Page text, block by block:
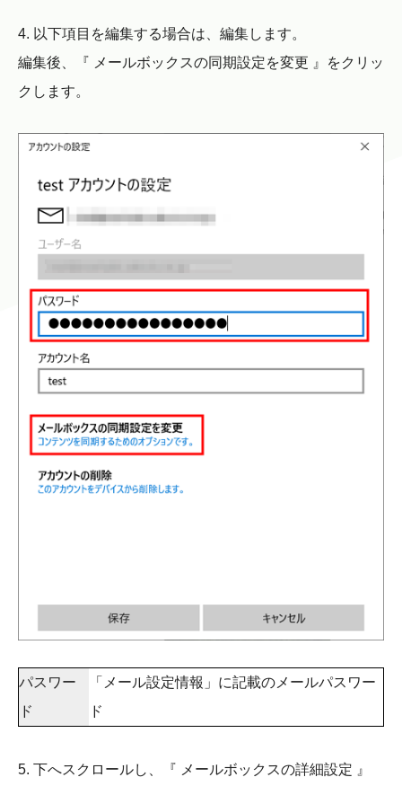
4. 以下項目を編集する場合は、編集します。
編集後、『 メールボックスの同期設定を変更 』をクリッ
クします。
パスワー
ド
「メール設定情報」に記載のメールパスワー
ド
5. 下へスクロールし、『 メールボックスの詳細設定 』